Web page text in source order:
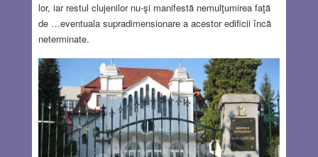
lor, iar restul clujenilor nu-şi manifestă nemulţumirea faţă
de …eventuala supradimensionare a acestor edificii încă
neterminate.